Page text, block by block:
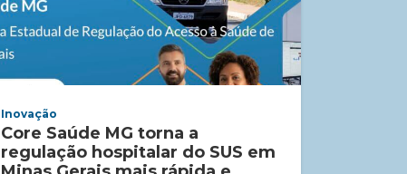
Inovação
Core Saúde MG torna a
regulação hospitalar do SUS em